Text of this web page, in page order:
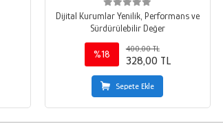
Dijital Kurumlar Yenilik, Performans ve
Sürdürülebilir Değer
%18
400,00 TL
328,00 TL
Sepete Ekle